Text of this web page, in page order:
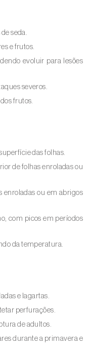
urticae)
(=Cydia)
(Cydia
(
da-couve
milho
seda.
e frutos.
evoluir para lesões
severos.
frutos.
das folhas.
de folhas enroladas ou
enroladas ou em abrigos
com picos em períodos
da temperatura.
e lagartas.
perfurações.
de adultos.
durante a primavera e